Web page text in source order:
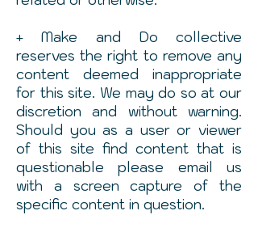
+ Make and Do collective
reserves the right to remove any
content deemed inappropriate
for this site. We may do so at our
discretion and without warning.
Should you as a user or viewer
of this site find content that is
questionable please email us
with a screen capture of the
specific content in question.